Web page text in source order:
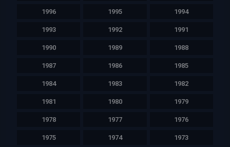
1996 1995 1994
1993 1992 1991
1990 1989 1988
1987 1986 1985
1984 1983 1982
1981 1980 1979
1978 1977 1976
1975 1974 1973